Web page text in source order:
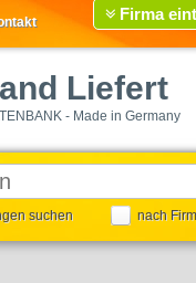
Firma
Liefert
- Made in Germany
suchen nach